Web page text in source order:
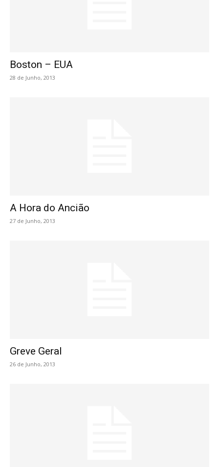
Boston – EUA
28 de Junho, 2013
A Hora do Ancião
27 de Junho, 2013
Greve Geral
26 de Junho, 2013